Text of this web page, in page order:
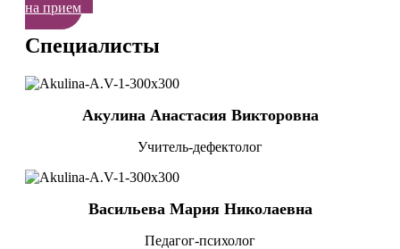
на прием
Специалисты
Акулина Анастасия Викторовна
Учитель-дефектолог
Васильева Мария Николаевна
Педагог-психолог